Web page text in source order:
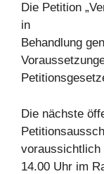
Die Petition
in
Behandlung
Die nächste
voraussichtlich
14.00 Uhr im